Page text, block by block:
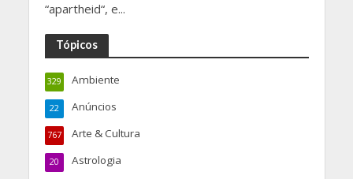
“apartheid“, e...
Tópicos
Ambiente
329
Anúncios
22
Arte & Cultura
767
Astrologia
20